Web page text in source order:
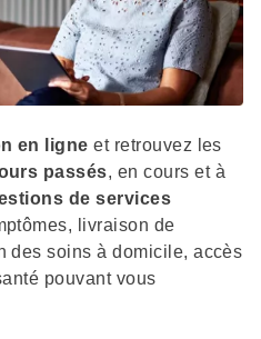
en ligneet retrouvez les
passés, en cours et à
de services
livraison de
des soins à domicile, accès
pouvant vous